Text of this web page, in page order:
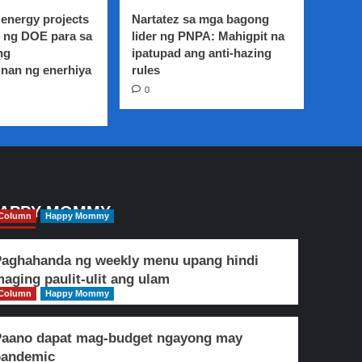
projects
DOE para sa
ng enerhiya
Nartatez sa mga bagong
lider ng PNPA: Mahigpit na
ipatupad ang anti-hazing
rules
0
MOMMY
Happy Mommy
ng weekly menu upang hindi
paulit-ulit ang ulam
Happy Mommy
dapat mag-budget ngayong may